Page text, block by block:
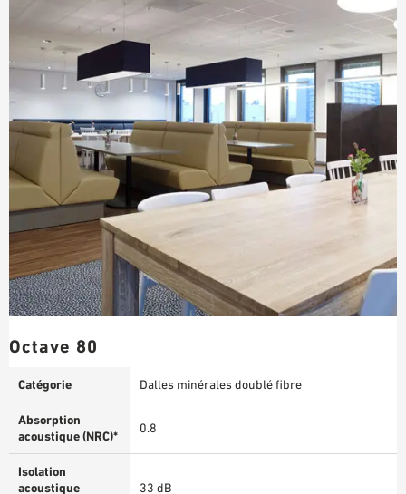
Octave 80
Catégorie Dalles minérales doublé fibre
Absorption
acoustique (NRC)*
0.8
Isolation
acoustique
33 dB